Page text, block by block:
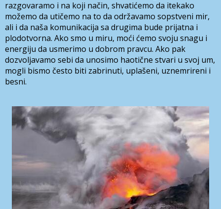
razgovaramo i na koji način, shvatićemo da itekako
možemo da utičemo na to da održavamo sopstveni mir,
ali i da naša komunikacija sa drugima bude prijatna i
plodotvorna. Ako smo u miru, moći ćemo svoju snagu i
energiju da usmerimo u dobrom pravcu. Ako pak
dozvoljavamo sebi da unosimo haotične stvari u svoj um,
mogli bismo često biti zabrinuti, uplašeni, uznemrireni i
besni.